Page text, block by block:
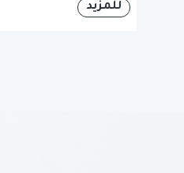
للمزيد